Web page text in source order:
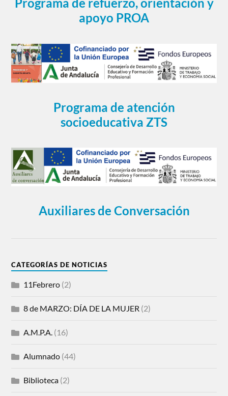
Programa de refuerzo, orientación y
apoyo PROA
Programa de atención
socioeducativa ZTS
Auxiliares de Conversación
CATEGORÍAS DE NOTICIAS
11Febrero (2)
8 de MARZO: DÍA DE LA MUJER (2)
A.M.P.A. (16)
Alumnado (44)
Biblioteca (2)